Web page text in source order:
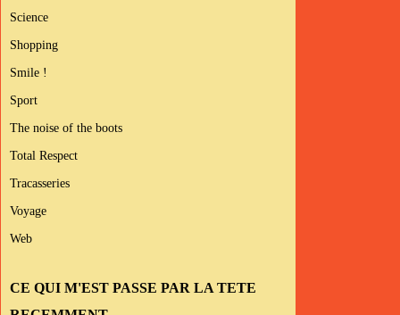
Science
Shopping
Smile !
Sport
The noise of the boots
Total Respect
Tracasseries
Voyage
Web
CE QUI M'EST PASSE PAR LA TETE